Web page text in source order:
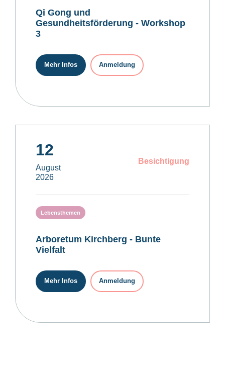
Qi Gong und
Gesundheitsförderung - Workshop
3
Mehr Infos Anmeldung
12
August
2026
Besichtigung
Lebensthemen
Arboretum Kirchberg - Bunte
Vielfalt
Mehr Infos Anmeldung